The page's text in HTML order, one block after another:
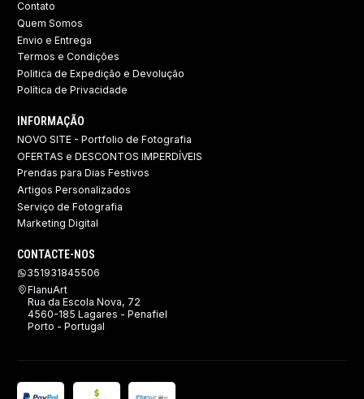
Contato
Quem Somos
Envio e Entrega
Termos e Condições
Politica de Expedição e Devolução ​
Política de Privacidade
INFORMAÇÃO
NOVO SITE - Portfolio de Fotografia
OFERTAS e DESCONTOS IMPERDÍVEIS
Prendas para Dias Festivos
Artigos Personalizados
Serviço de Fotografia
Marketing Digital
CONTACTE-NOS
351931845506
FlanuArt
Rua da Escola Nova, 72
4560-185 Lagares - Penafiel
Porto - Portugal